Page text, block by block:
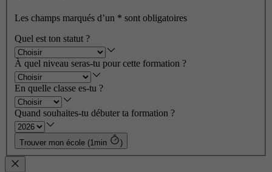
Les champs marqués d’un * sont obligatoires
Quel est ton statut ?
À quel niveau seras-tu pour cette formation ?
En quelle classe es-tu ?
Quand souhaites-tu débuter ta formation ?
Trouver mon école (1min )